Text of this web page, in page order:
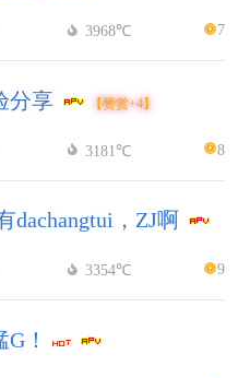
3968℃ 7
分享 【赞赏+4】
3181℃ 8
dachangtui，ZJ啊
3354℃ 9
！